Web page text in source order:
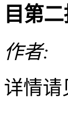
目第
作者:
详情请